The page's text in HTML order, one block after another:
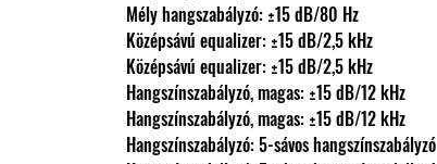
                Mély hangszabályzó: ±15 dB/80 Hz
                Középsávú equalizer: ±15 dB/2,5 kHz
                Középsávú equalizer: ±15 dB/2,5 kHz
                Hangszínszabályzó, magas: ±15 dB/12 kHz
                Hangszínszabályzó, magas: ±15 dB/12 kHz
                Hangszínszabályzó: 5-sávos hangszínszabályzó